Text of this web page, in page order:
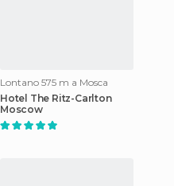
Lontano 575 m a Mosca
Hotel The Ritz-Carlton
Moscow